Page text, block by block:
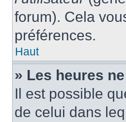
forum). Cela
préférences.
Haut
» Les heures
Il est possible
de celui dans